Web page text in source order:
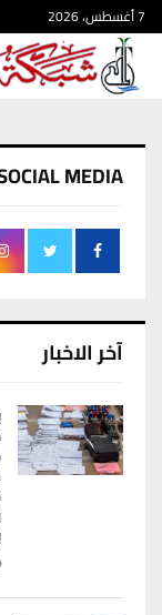
7 أغسطس، 2026
MEDIA
آخر الاخبار